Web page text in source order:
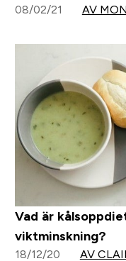
08/02/21 AV
Vad är
viktminskning?
18/12/20 AV